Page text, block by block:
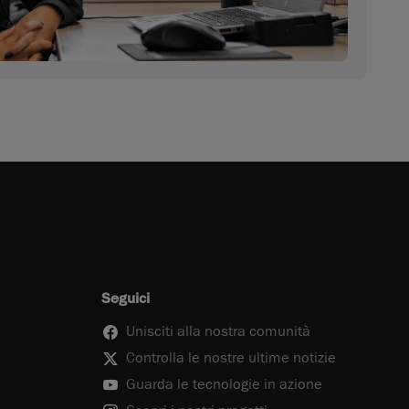
Seguici
Unisciti alla nostra comunità
Controlla le nostre ultime notizie
Guarda le tecnologie in azione